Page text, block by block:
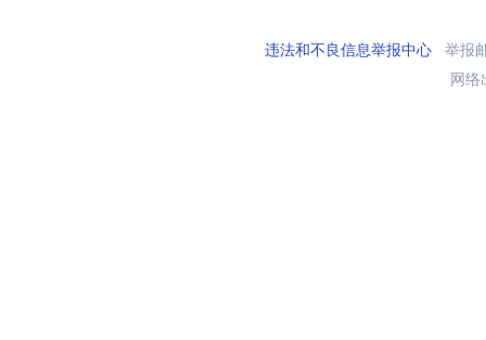
违法和不良信息举报中心举报
网